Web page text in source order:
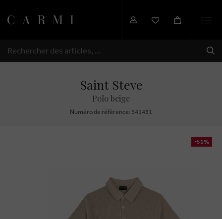
RECHERCHER
Saint Steve
Polo beige
Numéro de réfèrence: 541431
-51%